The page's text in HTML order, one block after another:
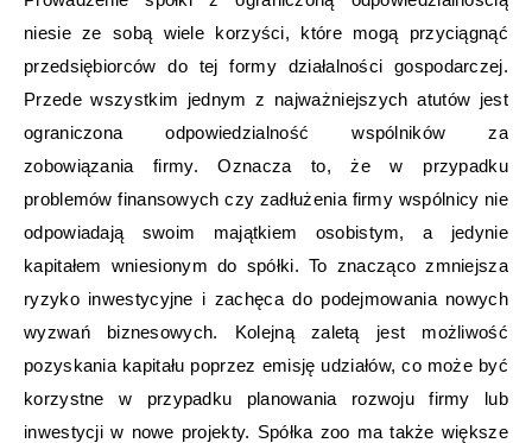
niesie ze sobą wiele korzyści, które mogą przyciągnąć
przedsiębiorców do tej formy działalności gospodarczej.
Przede wszystkim jednym z najważniejszych atutów jest
ograniczona odpowiedzialność wspólników za
zobowiązania firmy. Oznacza to, że w przypadku
problemów finansowych czy zadłużenia firmy wspólnicy nie
odpowiadają swoim majątkiem osobistym, a jedynie
kapitałem wniesionym do spółki. To znacząco zmniejsza
ryzyko inwestycyjne i zachęca do podejmowania nowych
wyzwań biznesowych. Kolejną zaletą jest możliwość
pozyskania kapitału poprzez emisję udziałów, co może być
korzystne w przypadku planowania rozwoju firmy lub
inwestycji w nowe projekty. Spółka zoo ma także większe